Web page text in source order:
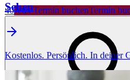
40Jetzt Termin buchenTermin
Sehen
Kostenlos. Persönlich. In deiner